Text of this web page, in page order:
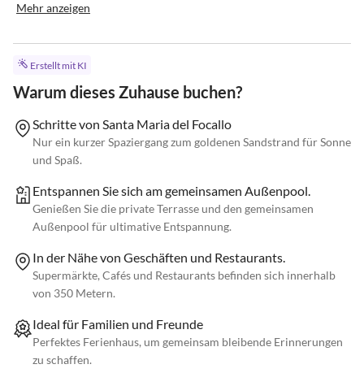
Mehr anzeigen
Erstellt mit KI
Warum dieses Zuhause buchen?
Schritte von Santa Maria del Focallo
Nur ein kurzer Spaziergang zum goldenen Sandstrand für Sonne
und Spaß.
Entspannen Sie sich am gemeinsamen Außenpool.
Genießen Sie die private Terrasse und den gemeinsamen
Außenpool für ultimative Entspannung.
In der Nähe von Geschäften und Restaurants.
Supermärkte, Cafés und Restaurants befinden sich innerhalb
von 350 Metern.
Ideal für Familien und Freunde
Perfektes Ferienhaus, um gemeinsam bleibende Erinnerungen
zu schaffen.